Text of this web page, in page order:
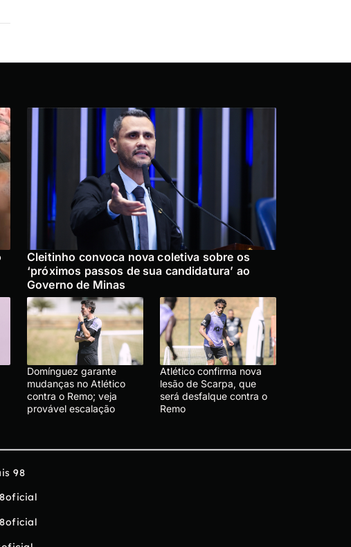
Cleitinho convoca nova coletiva sobre os
‘próximos passos de sua candidatura’ ao
Governo de Minas
Domínguez garante
mudanças no Atlético
contra o Remo; veja
provável escalação
Atlético confirma nova
lesão de Scarpa, que
será desfalque contra o
Remo
98